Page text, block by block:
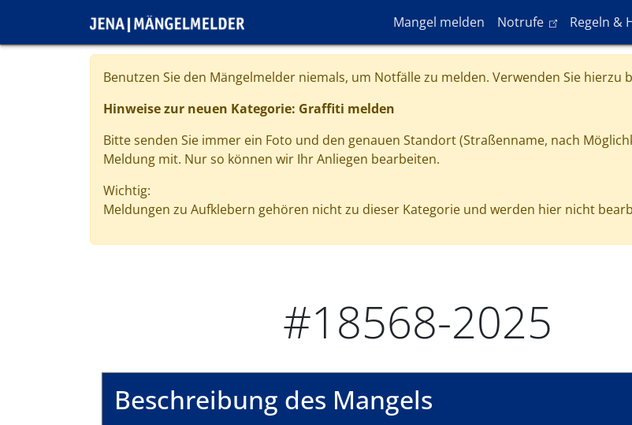
Hauptnavigation
Mangel melden Notrufe(link isRegeln &
Benutzen Sie den Mängelmelder niemals, um Notfälle zu melden. Verwenden Sie
Hinweise zur neuen Kategorie: Graffiti melden
Bitte senden Sie immer ein Foto und den genauen Standort (Straßenname, nach
Meldung mit. Nur so können wir Ihr Anliegen bearbeiten.
Wichtig:
Meldungen zu Aufklebern gehören nicht zu dieser Kategorie und werden hier nicht
#18568-2025
Beschreibung des Mangels